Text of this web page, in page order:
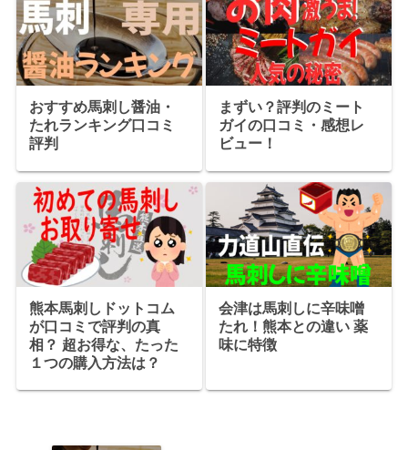
おすすめ馬刺し醤油・
たれランキング口コミ
評判
まずい？評判のミート
ガイの口コミ・感想レ
ビュー！
熊本馬刺しドットコム
が口コミで評判の真
相？ 超お得な、たった
１つの購入方法は？
会津は馬刺しに辛味噌
たれ！熊本との違い 薬
味に特徴